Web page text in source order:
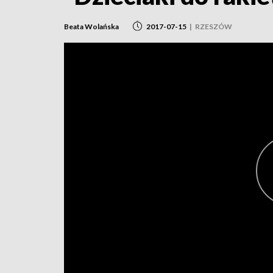
Beata Wolańska 2017-07-15 | RZESZÓW